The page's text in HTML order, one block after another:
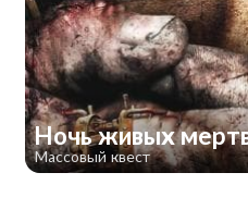
Ночь живых
Массовый квест